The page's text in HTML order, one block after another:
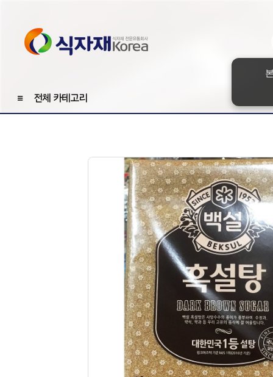
≡ 전체 카테고리